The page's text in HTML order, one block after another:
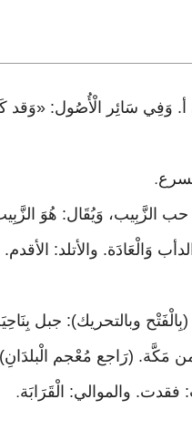
أ. وَفِي سَائِر الْأُصُول: «وَقد
.
الدأب وَالْعَادَة. والأتلد:
وبالتحريك): جبل
مَكَّة. (رَاجع مُعْجم الْبلدَانِ)
.